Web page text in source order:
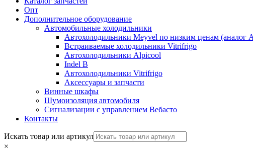
Опт
Дополнительное оборудование
Автомобильные холодильники
Автохолодильники Meyvel по низким ценам (аналог
Встраиваемые холодильники Vitrifrigo
Автохолодильники Alpicool
Indel B
Автохолодильники Vitrifrigo
Аксессуары и запчасти
Винные шкафы
Шумоизоляция автомобиля
Сигнализации с управлением Вебасто
Контакты
Search
Искать товар или артикул
×